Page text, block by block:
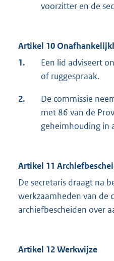
voorzitter en de
Artikel 10
1.
Een lid adviseert
of ruggespraak.
2.
De commissie
met 86 van de
geheimhouding in
Artikel 11
De secretaris draagt na
werkzaamheden van de
archiefbescheiden over
Artikel 12 Werkwijze